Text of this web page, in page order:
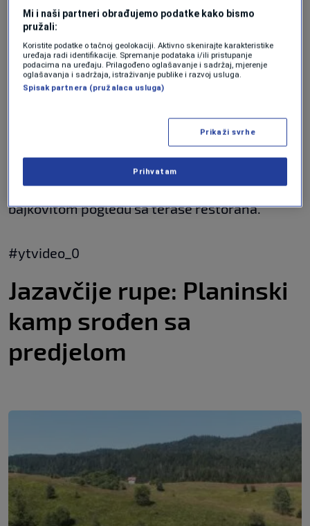
Zemaljskog muzeja BiH, tokom 2. svjetskog
rata, čuvana, i sačuvana sarajevska Hagada. U
pojedinim izvorima je navedeno da je Hagada
bila zakopana ispod praga Džamije. 2008.
godine, džamija u Umoljanima proglašena je
nacionalnim spomenikom BiH.
Ovdje se dođe najčešće samo da se uživa u
prečistom vahzduhu, zdravoj hrani i
bajkovitom pogledu sa terase restorana.
#ytvideo_0
Jazavčije rupe: Planinski
kamp srođen sa
predjelom
Mi i naši partneri obrađujemo podatke kako bismo
pružali:
Koristite podatke o tačnoj geolokaciji. Aktivno skenirajte karakteristike
uređaja radi identifikacije. Spremanje podataka i/ili pristupanje
podacima na uređaju. Prilagođeno oglašavanje i sadržaj, mjerenje
oglašavanja i sadržaja, istraživanje publike i razvoj usluga.
Spisak partnera (pružalaca usluga)
Prikaži svrhe
Prihvatam